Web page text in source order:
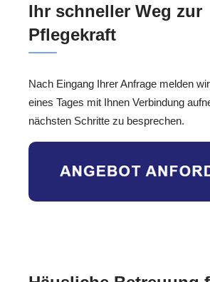
Ihr schneller Weg zur
Pflegekraft
Nach Eingang Ihrer Anfrage melden
eines Tages mit Ihnen Verbindung
nächsten Schritte zu besprechen.